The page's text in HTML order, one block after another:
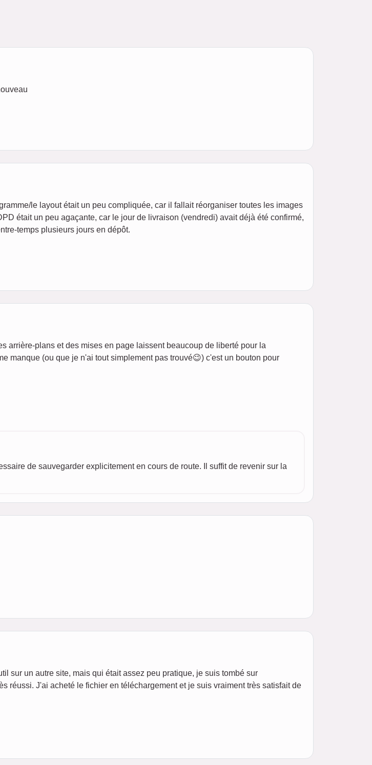
le layout était un peu compliquée, car il fallait réorganiser toutes les images
était un peu agaçante, car le jour de livraison (vendredi) avait déjà été confirmé,
temps plusieurs jours en dépôt.
arrière-plans et des mises en page laissent beaucoup de liberté pour la
manque (ou que je n'ai tout simplement pas trouvé😉) c'est un bouton pour
de sauvegarder explicitement en cours de route. Il suffit de revenir sur la
sur un autre site, mais qui était assez peu pratique, je suis tombé sur
réussi. J'ai acheté le fichier en téléchargement et je suis vraiment très satisfait de